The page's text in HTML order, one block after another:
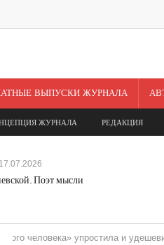
ВЫПУСКИ ЖУРНАЛА
ЖУРНАЛА РЕДАКЦИЯ
17.07.2026
Поэт мысли
упростила и удешевила